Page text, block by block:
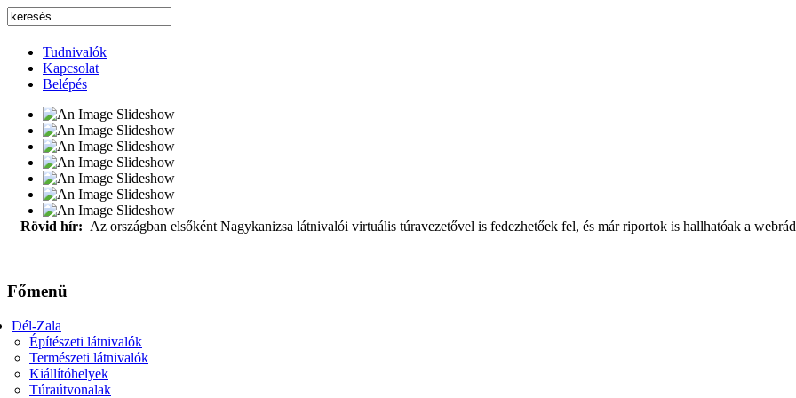
Tudnivalók
Kapcsolat
Belépés
Rövid hír: Az országban elsőként Nagykanizsa látnivalói virtuális túravezetővel is fedezhetőek fel, és már riportok is hallhatóak a
Főmenü
Dél-Zala
Építészeti látnivalók
Természeti látnivalók
Kiállítóhelyek
Túraútvonalak